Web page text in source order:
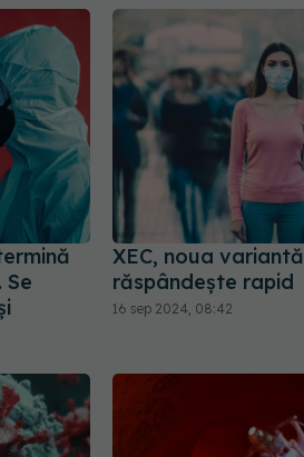
XEC, noua
răspândește rapid
16 sep 2024, 08:42